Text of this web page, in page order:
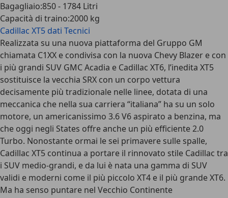
Bagagliaio:850 - 1784 Litri
Capacità di traino:2000 kg
Cadillac XT5 dati Tecnici
Realizzata su una nuova piattaforma del Gruppo GM
chiamata C1XX e condivisa con la nuova Chevy Blazer e con
i più grandi SUV GMC Acadia e Cadillac XT6, l’inedita XT5
sostituisce la vecchia SRX con un corpo vettura
decisamente più tradizionale nelle linee, dotata di una
meccanica che nella sua carriera “italiana” ha su un solo
motore, un americanissimo 3.6 V6 aspirato a benzina, ma
che oggi negli States offre anche un più efficiente 2.0
Turbo. Nonostante ormai le sei primavere sulle spalle,
Cadillac XT5 continua a portare il rinnovato stile Cadillac tra
i SUV medio-grandi, e da lui è nata una gamma di SUV
validi e moderni come il più piccolo XT4 e il più grande XT6.
Ma ha senso puntare nel Vecchio Continente